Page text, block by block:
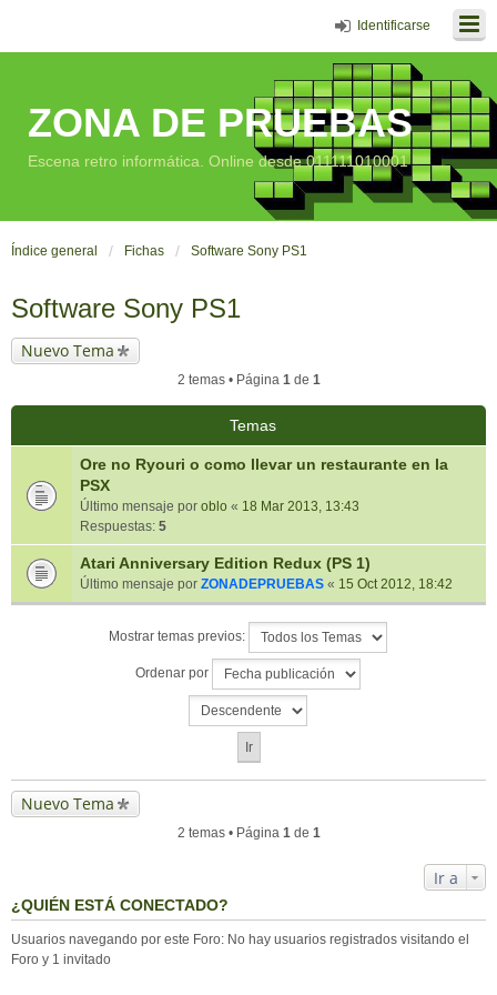
Identificarse
ZONA DE PRUEBAS
Escena retro informática. Online desde 011111010001
Índice general Fichas Software Sony PS1
Software Sony PS1
Nuevo Tema
2 temas • Página 1de 1
Temas
Ore no Ryouri o como llevar un restaurante en la
PSX
Último mensaje por oblo « 18 Mar 2013, 13:43
Respuestas: 5
Atari Anniversary Edition Redux (PS 1)
Último mensaje por ZONADEPRUEBAS « 15 Oct 2012, 18:42
Mostrar temas previos:
Ordenar por
Nuevo Tema
2 temas • Página 1de 1
Ir a
¿QUIÉN ESTÁ CONECTADO?
Usuarios navegando por este Foro: No hay usuarios registrados visitando el
Foro y 1 invitado